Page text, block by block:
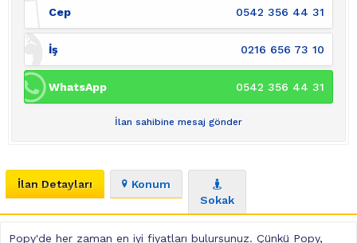
Cep 0542 356 44 31
İş 0216 656 73 10
WhatsApp 0542 356 44 31
İlan sahibine mesaj gönder
İlan Detayları
Konum
Sokak
Popy'de her zaman en iyi fiyatları bulursunuz. Çünkü Popy,